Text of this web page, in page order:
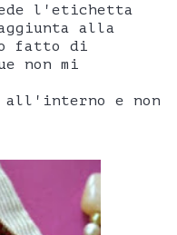
l'etichetta
alla
fatto di
non mi
all'interno e non